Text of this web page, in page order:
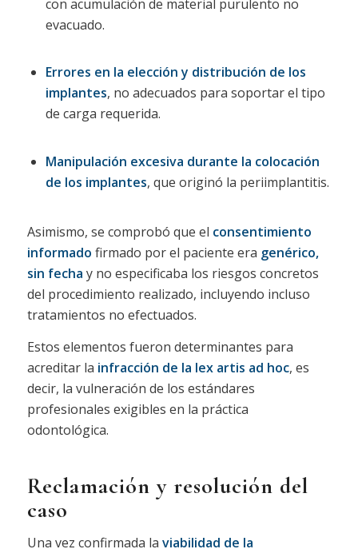
con acumulación de material purulento no
evacuado.
Errores en la elección y distribución de los
implantes, no adecuados para soportar el tipo
de carga requerida.
Manipulación excesiva durante la colocación
de los implantes, que originó la periimplantitis.
Asimismo, se comprobó que el consentimiento
informado firmado por el paciente era genérico,
sin fecha y no especificaba los riesgos concretos
del procedimiento realizado, incluyendo incluso
tratamientos no efectuados.
Estos elementos fueron determinantes para
acreditar la infracción de la lex artis ad hoc, es
decir, la vulneración de los estándares
profesionales exigibles en la práctica
odontológica.
Reclamación y resolución del
caso
Una vez confirmada la viabilidad de la